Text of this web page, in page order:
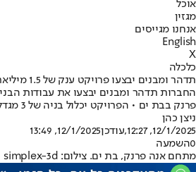
אוכל
מגזין
אנחנו מגייסים
English
X
כלכלה
תדהר ומבנים יבצעו פרויקט ענק של 1.5 מיליארד שקל בבת-ים
החברות תדהר ומבנים יבצעו את עבודות
פרנק בבת ים • הפרויקט יכלול בניה של 3 מגדלים שיכללו 512 יחידות דיור
ניצן כהן
12/1/2025, 12:27
,עודכן12/1/2025, 13:49
0השמעה
מתחם אנה פרנק, בת ים. צילום: simplex-3d